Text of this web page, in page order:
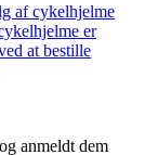
af cykelhjelme
er
at bestille
anmeldt dem